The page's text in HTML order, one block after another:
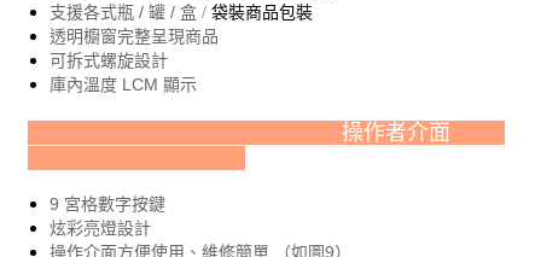
支援各式瓶 / 罐 / 盒 / 袋裝商品包裝
透明櫥窗完整呈現商品
可拆式螺旋設計
庫內溫度 LCM 顯示
操作者介面
9 宮格數字按鍵
炫彩亮燈設計
操作介面方便使用、維修簡單 （如圖9）